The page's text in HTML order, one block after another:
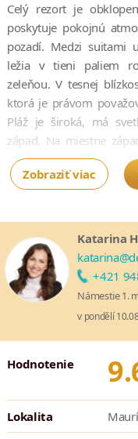
Celý rezort je
poskytuje pokojnú
pozadí. Medzi suitami
ležia v tieni paliem
zeleňou. V tesnej
ktorá je právom
Pláž je široká, má
západ. Na miestne
Morne sfarbuje do
nezabudnete.
ponúka bufet vysokej
hlavného bazéna.
a la carte reštaurácií, a
hotela Paradis.
zaisťujú golfové vozíky,
izby. Do sesterského
Vedľa Dinarobinu leží
jamkami, ktoré sú
plochami pod horou
náročnejších hráčov.
vstup na ihrisko Mont
Zobraziť viac
Katarina
+421
Námestie 1.
v pondělí
Hodnotenie
Lokalita